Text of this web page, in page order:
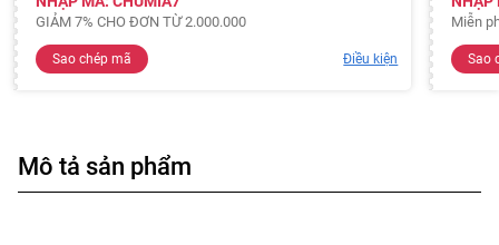
GIẢM 7% CHO ĐƠN TỪ 2.000.000
Sao chép mã Điều kiện
Miễn
Sao
Mô tả sản phẩm